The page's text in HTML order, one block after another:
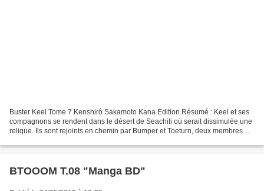
Buster Keel Tome 7 Kenshirô Sakamoto Kana Edition Résumé : Keel et ses
compagnons se rendent dans le désert de Seachili où serait dissimulée une
relique. Ils sont rejoints en chemin par Bumper et Toeturn, deux membres
BTOOOM T.08 "Manga BD"